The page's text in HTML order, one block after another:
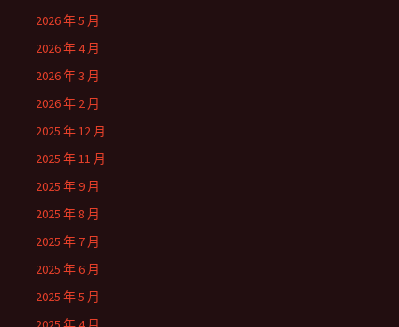
2026 年 5 月
2026 年 4 月
2026 年 3 月
2026 年 2 月
2025 年 12 月
2025 年 11 月
2025 年 9 月
2025 年 8 月
2025 年 7 月
2025 年 6 月
2025 年 5 月